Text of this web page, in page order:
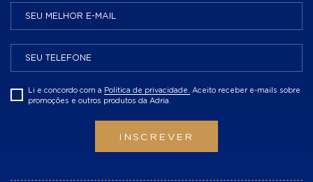
Li e concordo com a Politica de privacidade.
Aceito receber e-mails sobre
promoções e outros produtos da Adria.
INSCREVER